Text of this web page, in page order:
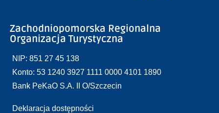
Zachodniopomorska Regionalna
Organizacja Turystyczna
NIP: 851 27 45 138
Konto: 53 1240 3927 1111 0000 4101 1890
Bank PeKaO S.A. II O/Szczecin
Deklaracja dostępności